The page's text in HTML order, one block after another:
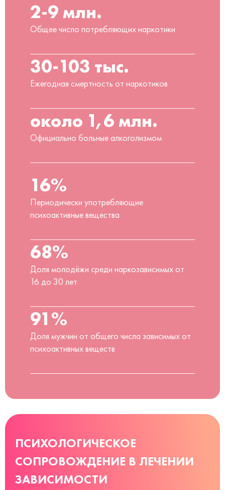
2-9 млн.
Общее число потребляющих наркотики
30-103 тыс.
Ежегодная смертность от наркотиков
около 1,6 млн.
Официально больные алкоголизмом
16%
Периодически употребляющие
психоактивные вещества
68%
Доля молодёжи среди наркозависимых от
16 до 30 лет
91%
Доля мужчин от общего числа зависимых от
психоактивных веществ
ПСИХОЛОГИЧЕСКОЕ
СОПРОВОЖДЕНИЕ В ЛЕЧЕНИИ
ЗАВИСИМОСТИ